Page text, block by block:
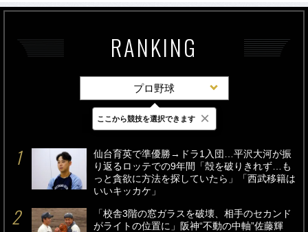
RANKING
プロ野球
最新 24時間 週間
仙台育英で準優勝→ドラ1入団…平沢大河が振
り返るロッテでの9年間「殻を破りきれず…も
っと貪欲に方法を探していたら」「西武移籍は
いいキッカケ」
「校舎3階の窓ガラスを破壊、相手のセカンド
がライトの位置に」阪神“不動の中軸”佐藤輝
ここから競技を選択できます ×